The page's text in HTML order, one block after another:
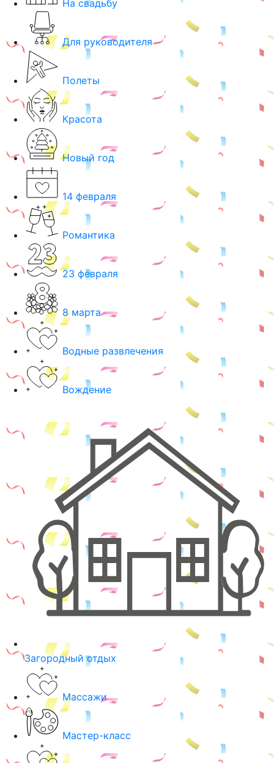
На свадьбу
Для руководителя
Полеты
Красота
Новый год
14 февраля
Романтика
23 февраля
8 марта
Водные развлечения
Вождение
Загородный отдых
Массажи
Мастер-класс